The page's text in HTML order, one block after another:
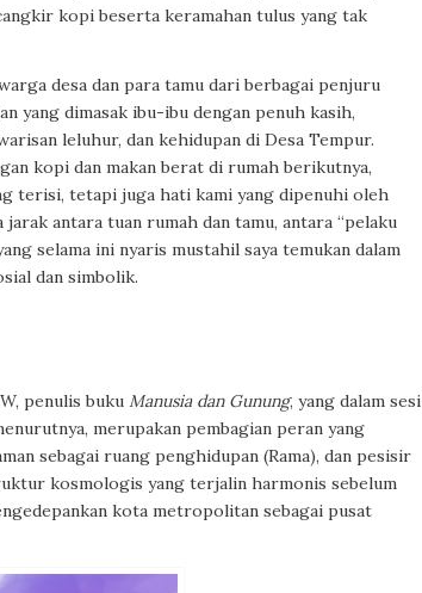
kopi beserta keramahan tulus yang tak
desa dan para tamu dari berbagai penjuru
yang dimasak ibu-ibu dengan penuh kasih,
leluhur, dan kehidupan di Desa Tempur.
kopi dan makan berat di rumah berikutnya,
terisi, tetapi juga hati kami yang dipenuhi oleh
antara tuan rumah dan tamu, antara “pelaku
selama ini nyaris mustahil saya temukan dalam
dan simbolik.
penulis buku Manusia dan Gunung, yang dalam sesi
merupakan pembagian peran yang
sebagai ruang penghidupan (Rama), dan pesisir
kosmologis yang terjalin harmonis sebelum
kota metropolitan sebagai pusat